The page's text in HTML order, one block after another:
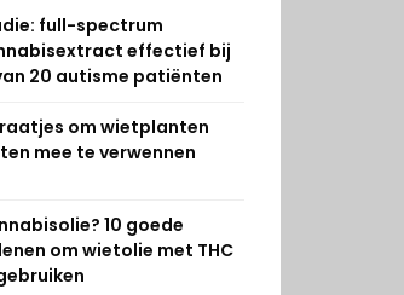
full-spectrum
effectief bij
20 autisme patiënten
om wietplanten
mee te verwennen
10 goede
om wietolie met THC